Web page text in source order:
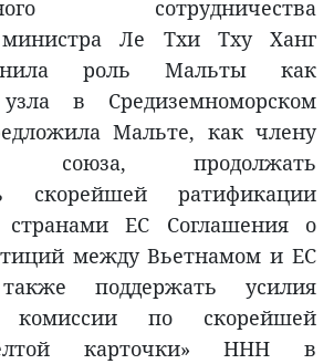
сотрудничества
министра Ле Тхи Тху Ханг
роль Мальты как
узла в Средиземноморском
Мальте, как члену
союза, продолжать
скорейшей ратификации
странами ЕС Соглашения о
между Вьетнамом и ЕС
поддержать усилия
комиссии по скорейшей
карточки» ННН в